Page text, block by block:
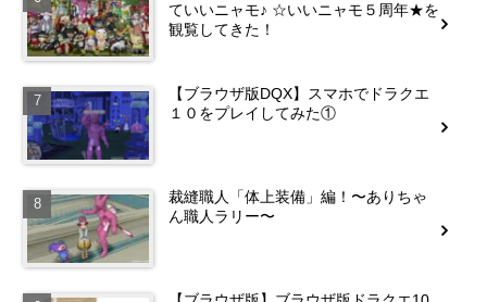
ていいニャモ♪ ☆いいニャモ５周年★を
観覧してきた！
【ブラウザ版DQX】スマホでドラクエ
１０をプレイしてみた①
裁縫職人「体上装備」編！〜ありちゃ
ん職人ラリー〜